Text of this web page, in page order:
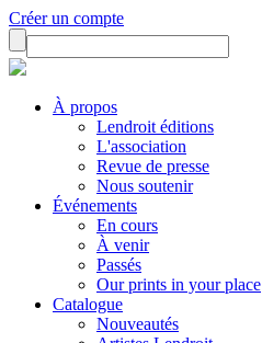
Créer un compte
À propos
Lendroit éditions
L'association
Revue de presse
Nous soutenir
Événements
En cours
À venir
Passés
Our prints in your place
Catalogue
Nouveautés